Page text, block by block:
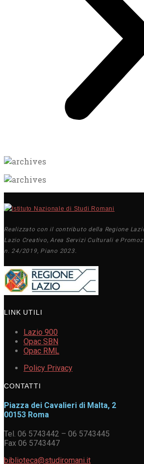
Realizzato con il contributo della Regione
Lazio Creativo, Area Servizi Culturali e
n. 24/2019, Piano 2023.
LINK UTILI
Lazio 900
Opac SBN
Opac RML
Policy Privacy
CONTATTI
Piazza dei Cavalieri di Malta, 2
00153 Roma
Tel. 06 5743442 – 06 5743445
Fax 06 5743447
biblioteca@studiromani.it